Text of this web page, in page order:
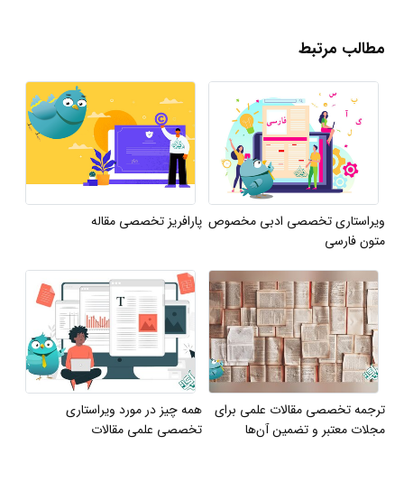
مطالب مرتبط
ویراستاری تخصصی ادبی مخصوص
متون فارسی
پارافریز تخصصی مقاله
ترجمه تخصصی مقالات علمی برای
مجلات معتبر و تضمین آن‌ها
همه چیز در مورد ویراستاری
تخصصی علمی مقالات